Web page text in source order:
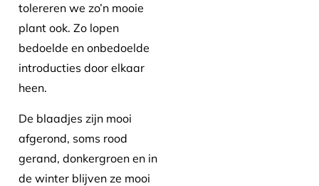
tolereren we zo’n mooie
plant ook. Zo lopen
bedoelde en onbedoelde
introducties door elkaar
heen.
De blaadjes zijn mooi
afgerond, soms rood
gerand, donkergroen en in
de winter blijven ze mooi